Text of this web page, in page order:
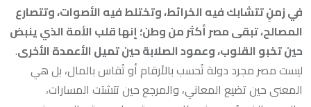
في زمنٍ تتشابك فيه الخرائط، وتختلط فيه الأصوات، وتتصارع
المصالح، تبقى مصر أكثر من وطن؛ إنها قلب الأمة الذي ينبض
حين تخبو القلوب، وعمود الصلابة حين تميل الأعمدة الأخرى.
ليست مصر مجرد دولة تُحسب بالأرقام أو تُقاس بالمال، بل هي
المعنى حين تضيع المعاني، والمرجع حين تتشتت المسارات،